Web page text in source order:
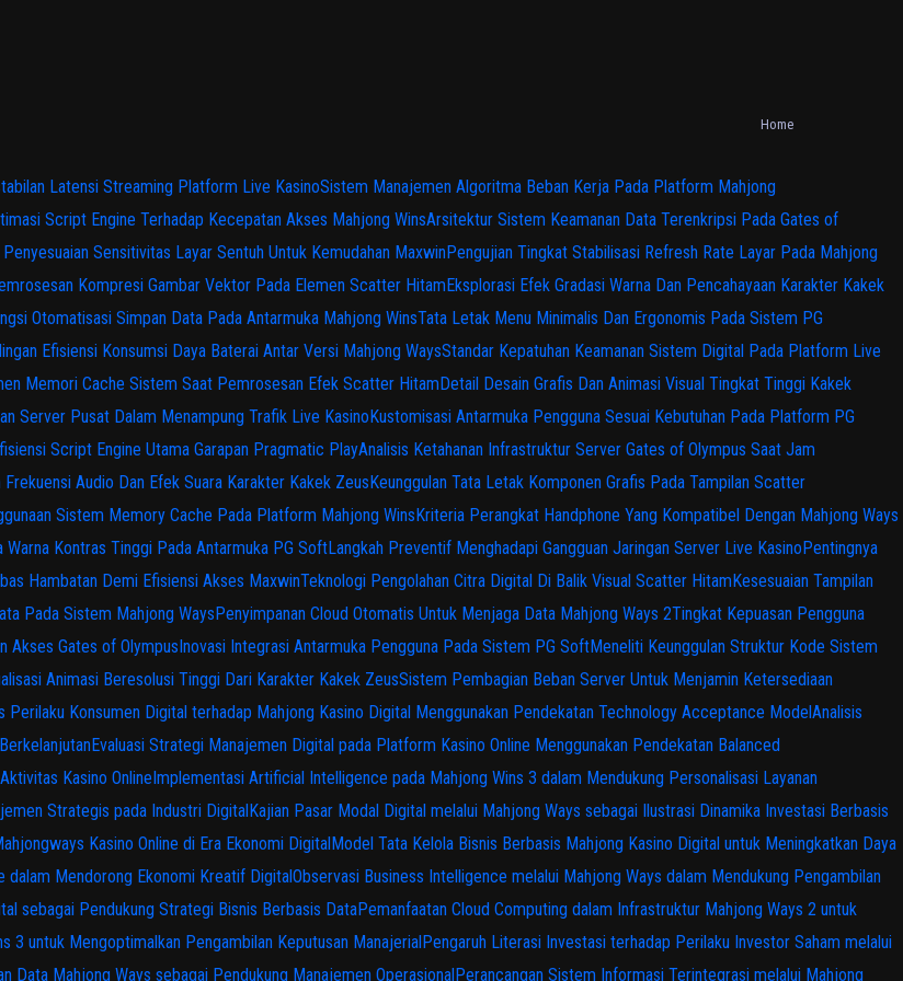
Home
Latensi Streaming Platform Live KasinoSistem Manajemen Algoritma Beban Kerja Pada Platform Mahjong
Script Engine Terhadap Kecepatan Akses Mahjong WinsArsitektur Sistem Keamanan Data Terenkripsi Pada Gates of
Sensitivitas Layar Sentuh Untuk Kemudahan MaxwinPengujian Tingkat Stabilisasi Refresh Rate Layar Pada Mahjong
Kompresi Gambar Vektor Pada Elemen Scatter HitamEksplorasi Efek Gradasi Warna Dan Pencahayaan Karakter Kakek
Otomatisasi Simpan Data Pada Antarmuka Mahjong WinsTata Letak Menu Minimalis Dan Ergonomis Pada Sistem PG
Efisiensi Konsumsi Daya Baterai Antar Versi Mahjong WaysStandar Kepatuhan Keamanan Sistem Digital Pada Platform Live
Memori Cache Sistem Saat Pemrosesan Efek Scatter HitamDetail Desain Grafis Dan Animasi Visual Tingkat Tinggi Kakek
Server Pusat Dalam Menampung Trafik Live KasinoKustomisasi Antarmuka Pengguna Sesuai Kebutuhan Pada Platform PG
Script Engine Utama Garapan Pragmatic PlayAnalisis Ketahanan Infrastruktur Server Gates of Olympus Saat Jam
Frekuensi Audio Dan Efek Suara Karakter Kakek ZeusKeunggulan Tata Letak Komponen Grafis Pada Tampilan Scatter
Sistem Memory Cache Pada Platform Mahjong WinsKriteria Perangkat Handphone Yang Kompatibel Dengan Mahjong Ways
Warna Kontras Tinggi Pada Antarmuka PG SoftLangkah Preventif Menghadapi Gangguan Jaringan Server Live KasinoPentingnya
Hambatan Demi Efisiensi Akses MaxwinTeknologi Pengolahan Citra Digital Di Balik Visual Scatter HitamKesesuaian Tampilan
Pada Sistem Mahjong WaysPenyimpanan Cloud Otomatis Untuk Menjaga Data Mahjong Ways 2Tingkat Kepuasan Pengguna
Akses Gates of OlympusInovasi Integrasi Antarmuka Pengguna Pada Sistem PG SoftMeneliti Keunggulan Struktur Kode Sistem
Animasi Beresolusi Tinggi Dari Karakter Kakek ZeusSistem Pembagian Beban Server Untuk Menjamin Ketersediaan
Perilaku Konsumen Digital terhadap Mahjong Kasino Digital Menggunakan Pendekatan Technology Acceptance ModelAnalisis
Evaluasi Strategi Manajemen Digital pada Platform Kasino Online Menggunakan Pendekatan Balanced
Kasino OnlineImplementasi Artificial Intelligence pada Mahjong Wins 3 dalam Mendukung Personalisasi Layanan
Strategis pada Industri DigitalKajian Pasar Modal Digital melalui Mahjong Ways sebagai Ilustrasi Dinamika Investasi Berbasis
Kasino Online di Era Ekonomi DigitalModel Tata Kelola Bisnis Berbasis Mahjong Kasino Digital untuk Meningkatkan Daya
dalam Mendorong Ekonomi Kreatif DigitalObservasi Business Intelligence melalui Mahjong Ways dalam Mendukung Pengambilan
sebagai Pendukung Strategi Bisnis Berbasis DataPemanfaatan Cloud Computing dalam Infrastruktur Mahjong Ways 2 untuk
3 untuk Mengoptimalkan Pengambilan Keputusan ManajerialPengaruh Literasi Investasi terhadap Perilaku Investor Saham melalui
Data Mahjong Ways sebagai Pendukung Manajemen OperasionalPerancangan Sistem Informasi Terintegrasi melalui Mahjong